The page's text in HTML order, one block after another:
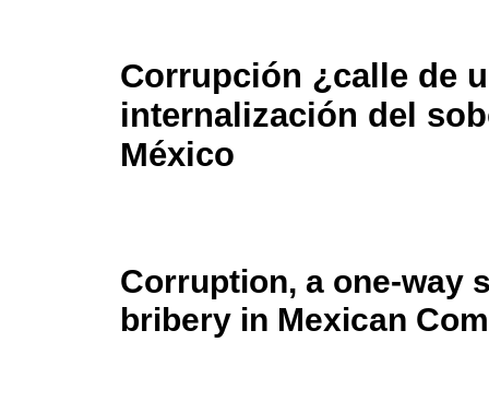
Corrupción ¿calle de
internalización del
México
Corruption, a one-way
bribery in Mexican